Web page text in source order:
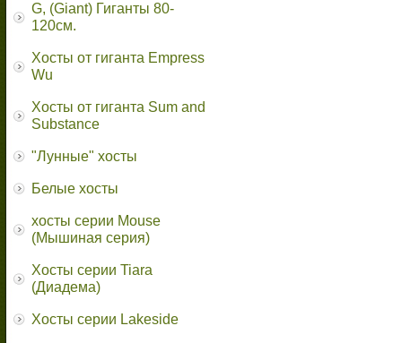
G, (Giant) Гиганты 80-
120см.
Хосты от гиганта Empress
Wu
Хосты от гиганта Sum and
Substance
"Лунные" хосты
Белые хосты
хосты серии Mouse
(Мышиная серия)
Хосты серии Tiara
(Диадема)
Хосты серии Lakeside